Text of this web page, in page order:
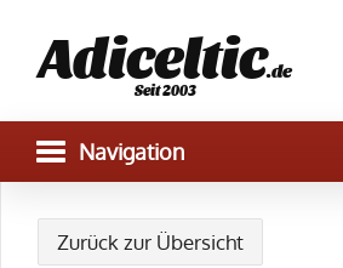
Adiceltic.de
Seit 2003
Zurück zur Übersicht